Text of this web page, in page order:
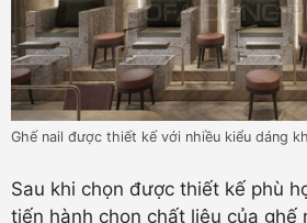
Ghế nail được thiết kế với nhiều kiểu dáng
Sau khi chọn được thiết kế phù
tiến hành chọn chất liệu của ghế